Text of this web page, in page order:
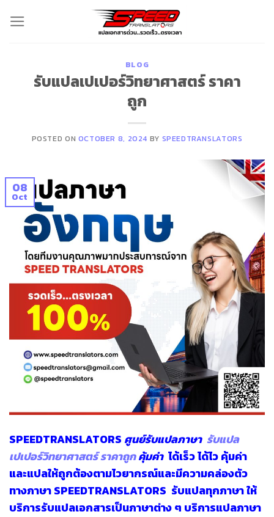
BLOG
รับแปลเปเปอร์วิทยาศาสตร์ ราคา
ถูก
POSTED ON OCTOBER 8, 2024 BY SPEEDTRANSLATORS
08
Oct
SPEEDTRANSLATORS ศูนย์รับแปลภาษา รับแปล
เปเปอร์วิทยาศาสตร์ ราคาถูกคุ้มค่า ได้เร็ว ได้ไว คุ้มค่า
และแปลให้ถูกต้องตามไวยากรณ์และมีความคล่องตัว
ทางภาษา SPEEDTRANSLATORS รับแปลทุกภาษาให้
บริการรับแปลเอกสารเป็นภาษาต่าง ๆ บริการแปลภาษา